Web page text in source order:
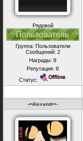
Рядовой
Группа: Пользователи
Сообщений: 2
Награды: 0
Репутация: 0
Статус:
-=Alexandr=-